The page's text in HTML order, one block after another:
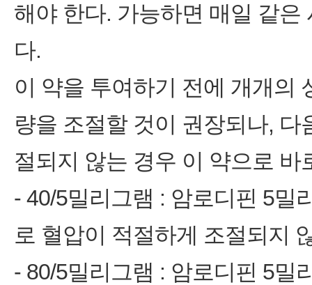
해야 한다. 가능하면 매일 같
다.
이 약을 투여하기 전에 개개의
량을 조절할 것이 권장되나,
절되지 않는 경우 이 약으로
- 40/5밀리그램 : 암로디핀 5밀
로 혈압이 적절하게 조절되지
- 80/5밀리그램 : 암로디핀 5밀